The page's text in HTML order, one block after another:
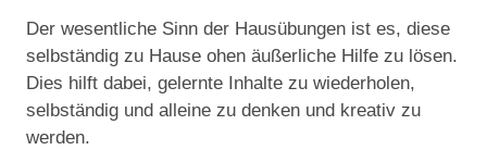
Der wesentliche Sinn der Hausübungen ist es, diese
selbständig zu Hause ohen äußerliche Hilfe zu lösen.
Dies hilft dabei, gelernte Inhalte zu wiederholen,
selbständig und alleine zu denken und kreativ zu
werden.